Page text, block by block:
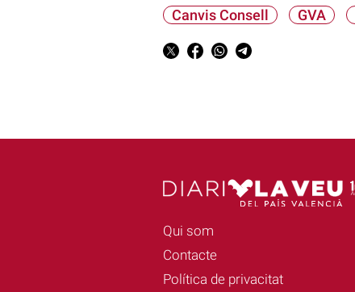
Canvis Consell GVA
Qui som
Contacte
Política de privacitat